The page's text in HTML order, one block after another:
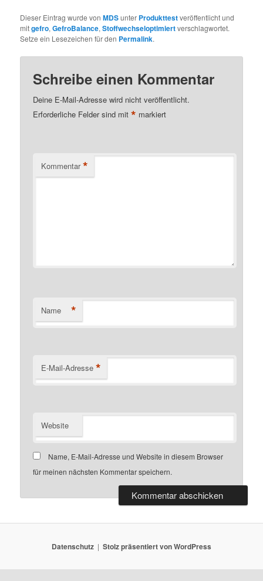
Dieser Eintrag wurde vonMDSunter Produkttestveröffentlicht und
mitgefro,GefroBalance,Stoffwechseloptimiertverschlagwortet.
Setze ein Lesezeichen für den Permalink.
Schreibe einen Kommentar
Deine E-Mail-Adresse wird nicht veröffentlicht.
Erforderliche Felder sind mit* markiert
Kommentar *
Name *
E-Mail-Adresse *
Website
Name, E-Mail-Adresse und Website in diesem Browser
für meinen nächsten Kommentar speichern.
Datenschutz Stolz präsentiert von WordPress